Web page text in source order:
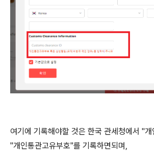
여기에 기록해야할 것은 한국 관세청에서 "
"개인통관고유부호"를 기록하면되며,